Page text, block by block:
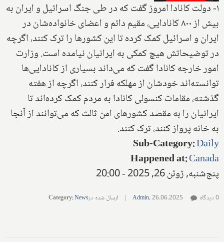
۱- دولت کانادا امروز گفت که در طی جنگ اسرائیل و ایران به
بیش از ۸۰۰ کانادایی، مقیم دائم و اعضای خانواده‌شان در
ایران و اسرائیل کمک کرده تا این کشورها را ترک کنند، اگرچه
در توضیحاتش هیچ کمکی به ایرانیان نیامده است. وزارت
امور خارجه کانادا گفت که می‌داند بسیاری از کانادایی‌ها
توانسته‌اند خودشان از مهلکه فرار کنند، اگرچه از هفته
گذشته، مقامات کنسولی کانادا به مردم کمک کرده‌اند تا
ایرانیان را به مقصد کشورهای امن ثالث که می‌توانند از آنجا
به خانه پرواز کنند، ترک کنند.
Sub-Category:Daily
Happened at:Canada
پنج‌شنبه, ژوئن 26, 2025 - 20:00
Admin,26.06.2025
| ارسال شده در Category:News 0 دیدگاه